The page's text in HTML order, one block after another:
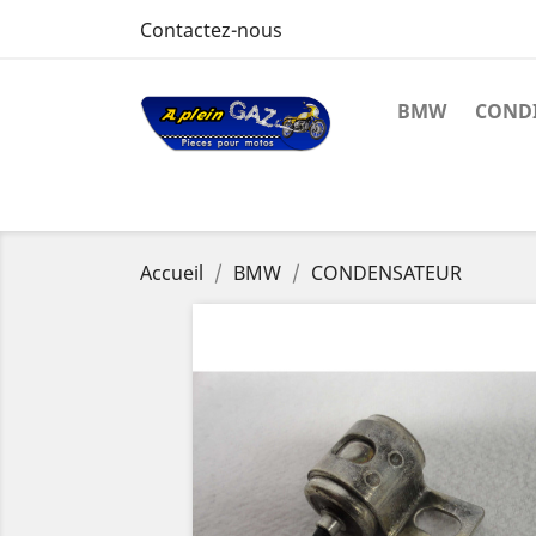
Contactez-nous
BMW
Accueil BMW CONDENSATEUR